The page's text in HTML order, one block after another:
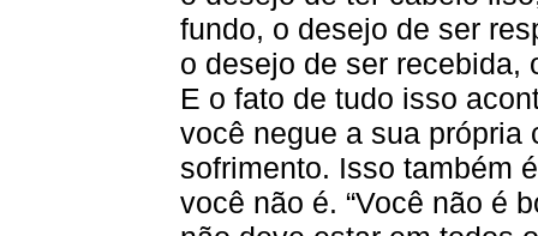
fundo, o desejo de ser
o desejo de ser recebida,
E o fato de tudo isso
você negue a sua própria
sofrimento. Isso também
você não é. “Você não é